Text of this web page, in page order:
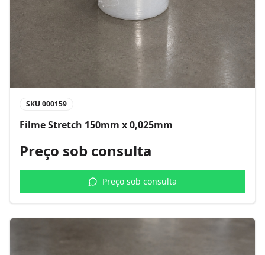
SKU 000159
Filme Stretch 150mm x 0,025mm
Preço sob consulta
Preço sob consulta